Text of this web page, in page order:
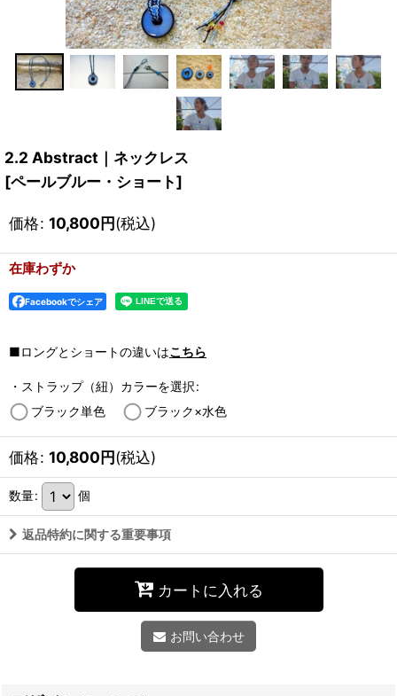
2.2 Abstract｜ネックレス
[ペールブルー・ショート]
価格: 10,800円(税込)
在庫わずか
Facebookでシェア
■ロングとショートの違いはこちら
・ストラップ（紐）カラーを選択:
ブラック単色
ブラック×水色
価格: 10,800円(税込)
数量: 個
返品特約に関する重要事項
カートに入れる
お問い合わせ